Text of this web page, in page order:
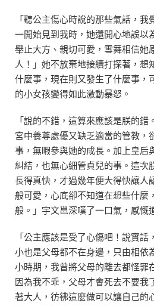
「聽公主傷心時說的那些氣話，我
一開始見到我時，她還開心地誤以
舉止大方、親切可愛，雪舞相信她
人！」她不放棄地接續打探著，想
什麼事，現在則又發生了什麼事，
的小女孩變得如此激動暴怒。
「說的不錯，這算來應該是朕的
宮中養尊處優又缺乏適當的管教，
事，無暇參與她的成長。加上皇后
糾結，也無心細管貞兒的事。這次
長得真快，才過幾年便大得快讓人
般可愛，心底卻不知道在想些什麼
般。」 宇文邕深嘆了一口氣，感慨
「公主應該是受了心傷吧！說實
小也是父母都不在身邊，只由相依
小時期，我曾將父母的離去都怪罪
因為我不乖，父母才會死去不要我
著大人，彷彿這麼做可以讓自己的